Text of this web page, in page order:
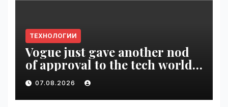
ТЕХНОЛОГИИ
Vogue just gave another nod
of approval to the tech world |
VseTime.ru
07.08.2026